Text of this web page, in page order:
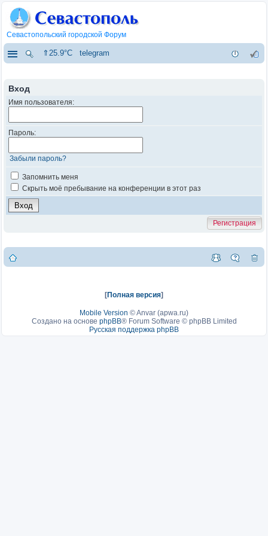
Севастопольский городской Форум
⇑25.9°C telegram
Вход
Имя пользователя:
Пароль:
Забыли пароль?
Запомнить меня
Скрыть моё пребывание на конференции в этот раз
Регистрация
[Полная версия]
Mobile Version ©Anvar (apwa.ru)
Создано на основе phpBB® Forum Software © phpBB Limited
Русская поддержка phpBB